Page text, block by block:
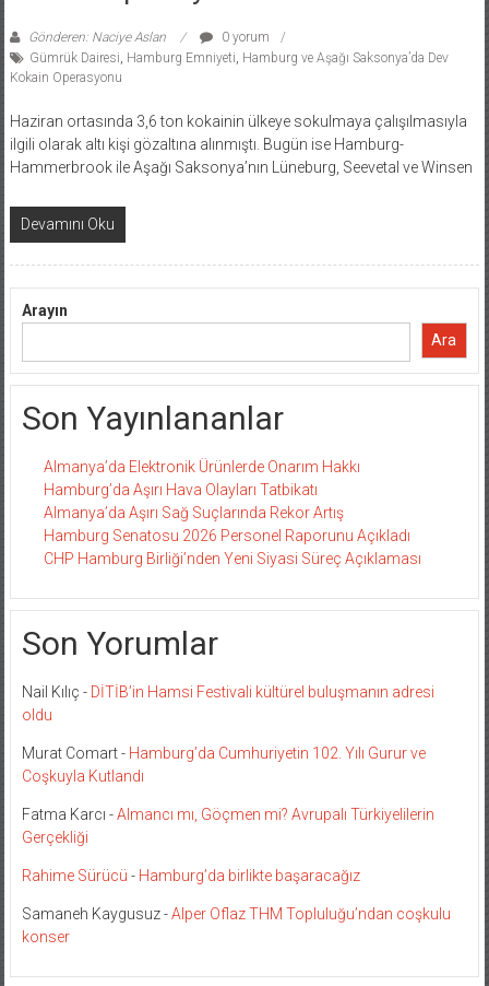
Gönderen: Naciye Aslan
0 yorum
Gümrük Dairesi Hamburg Emniyeti Hamburg ve Aşağı Saksonya’da Dev
Kokain Operasyonu
Haziran ortasında 3,6 ton kokainin ülkeye sokulmaya çalışılmasıyla
ilgili olarak altı kişi gözaltına alınmıştı. Bugün ise Hamburg-
Hammerbrook ile Aşağı Saksonya’nın Lüneburg, Seevetal ve Winsen
Devamını Oku
Arayın
Ara
Son Yayınlananlar
Almanya’da Elektronik Ürünlerde Onarım Hakkı
Hamburg’da Aşırı Hava Olayları Tatbikatı
Almanya’da Aşırı Sağ Suçlarında Rekor Artış
Hamburg Senatosu 2026 Personel Raporunu Açıkladı
CHP Hamburg Birliği’nden Yeni Siyasi Süreç Açıklaması
Son Yorumlar
Nail Kılıç - DİTİB’in Hamsi Festivali kültürel buluşmanın adresi
oldu
Murat Comart- Hamburg’da Cumhuriyetin 102. Yılı Gurur ve
Coşkuyla Kutlandı
Fatma Karcı -Almancı mı, Göçmen mi? Avrupalı Türkiyelilerin
Gerçekliği
Rahime Sürücü - Hamburg’da birlikte başaracağız
Samaneh Kaygusuz-Alper Oflaz THM Topluluğu’ndan coşkulu
konser